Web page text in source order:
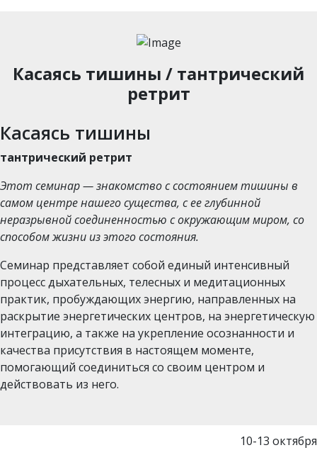
Касаясь тишины / тантрический
ретрит
Касаясь тишины
тантрический ретрит
Этот семинар — знакомство с состоянием тишины в
самом центре нашего существа, с ее глубинной
неразрывной соединенностью с окружающим миром, со
способом жизни из этого состояния.
Семинар представляет собой единый интенсивный
процесс дыхательных, телесных и медитационных
практик, пробуждающих энергию, направленных на
раскрытие энергетических центров, на энергетическую
интеграцию, а также на укрепление осознанности и
качества присутствия в настоящем моменте,
помогающий соединиться со своим центром и
действовать из него.
10-13 октября